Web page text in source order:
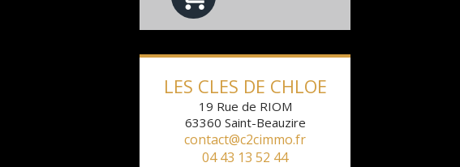
LES CLES DE CHLOE
19 Rue de RIOM
63360 Saint-Beauzire
contact@c2cimmo.fr
04 43 13 52 44
1 2 3 4 5 6